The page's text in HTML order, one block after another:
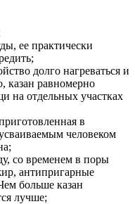
ее практически
долго нагреваться и
казан равномерно
на отдельных участках
в
человеком
со временем в поры
антипригарные
больше казан
лучше;